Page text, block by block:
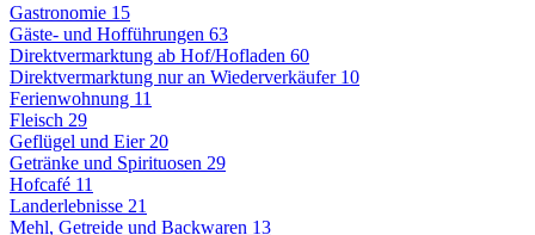
Gastronomie 15
Gäste- und Hofführungen 63
Direktvermarktung ab Hof/Hofladen 60
Direktvermarktung nur an Wiederverkäufer 10
Ferienwohnung 11
Fleisch 29
Geflügel und Eier 20
Getränke und Spirituosen 29
Hofcafé 11
Landerlebnisse 21
Mehl, Getreide und Backwaren 13